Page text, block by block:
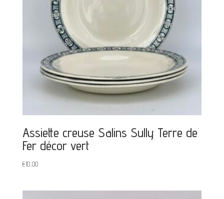
Assiette creuse Salins Sully Terre de
Fer décor vert
€10,00